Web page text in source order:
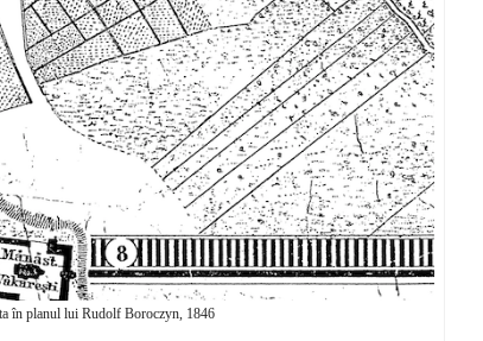
în planul lui Rudolf Boroczyn, 1846